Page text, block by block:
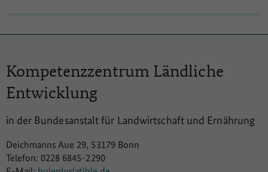
Kompetenzzentrum Ländliche
Entwicklung
in der Bundesanstalt für Landwirtschaft und Ernährung
Deichmanns Aue 29, 53179 Bonn
Telefon: 0228 6845-2290